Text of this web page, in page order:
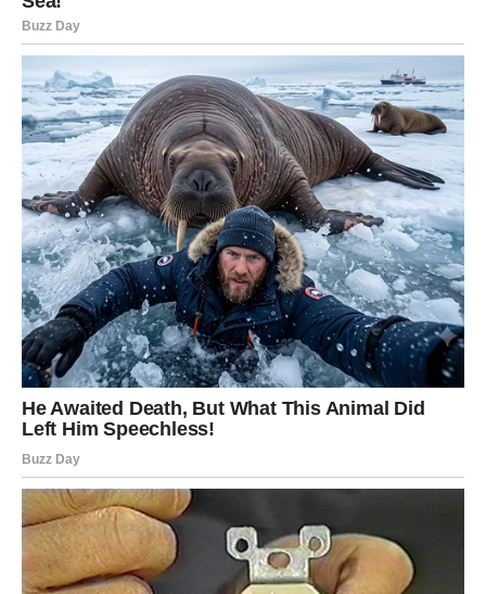
Ljubav vam podiže raspoloženje
Pred vama su veoma romantični trenuci.
DJEVICA
Pred vama su trenuci tokom kojih više nećete moći
skrivati emocije.
Jedna osoba budi osjećaje koje ste dugo pokušavali
kontrolisati.
Srce bira iskreno i bez straha
Pred vama su veoma posebni trenuci.
VAGA
Zvijezde vam donose veoma romantičan i sudbinski
period.